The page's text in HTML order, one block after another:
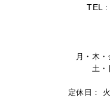
TEL :
月・木
土
定休日：